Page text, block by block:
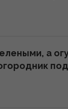
под
2026
а